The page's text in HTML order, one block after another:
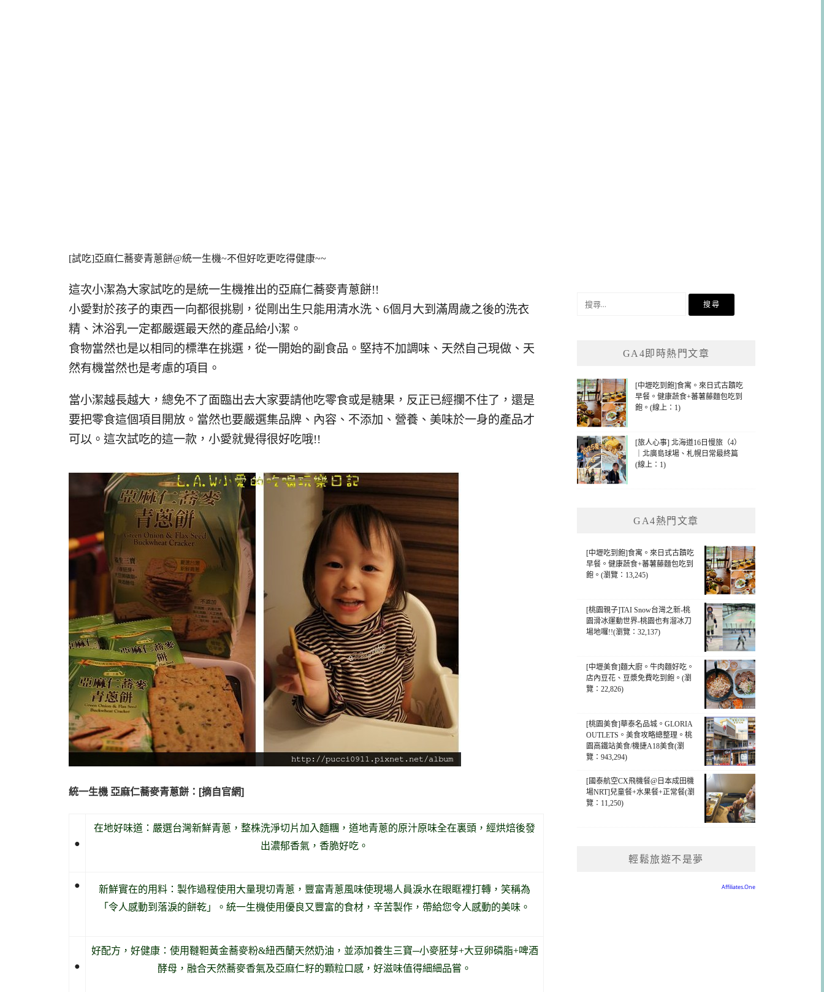
[試吃]亞麻仁蕎麥青蔥餅@統一生機~不但好吃更吃得健康~~
這次小潔為大家試吃的是統一生機推出的亞麻仁蕎麥青蔥餅!!
小愛對於孩子的東西一向都很挑剔，從剛出生只能用清水洗、6個月大到滿周歲之後的洗衣
精、沐浴乳一定都嚴選最天然的產品給小潔。
食物當然也是以相同的標準在挑選，從一開始的副食品。堅持不加調味、天然自己現做、天
然有機當然也是考慮的項目。
當小潔越長越大，總免不了面臨出去大家要請他吃零食或是糖果，反正已經攔不住了，還是
要把零食這個項目開放。當然也要嚴選集品牌、內容、不添加、營養、美味於一身的產品才
可以。這次試吃的這一款，小愛就覺得很好吃哦!!
統一生機 亞麻仁蕎麥青蔥餅：[摘自官網]
●
在地好味道：嚴選台灣新鮮青蔥，整株洗淨切片加入麵糰，道地青蔥的原汁原味全在裏頭，經烘焙後發
出濃郁香氣，香脆好吃。
●
新鮮實在的用料：製作過程使用大量現切青蔥，豐富青蔥風味使現場人員淚水在眼眶裡打轉，笑稱為
「令人感動到落淚的餅乾」。統一生機使用優良又豐富的食材，辛苦製作，帶給您令人感動的美味。
●
好配方，好健康：使用韃靼黃金蕎麥粉&紐西蘭天然奶油，並添加養生三寶─小麥胚芽+大豆卵磷脂+啤酒
酵母，融合天然蕎麥香氣及亞麻仁籽的顆粒口感，好滋味值得細細品嘗。
GA4即時熱門文章
[中壢吃到飽]食寓。來日式古蹟吃
早餐。健康蔬食+蕃薯藤麵包吃到
飽。(線上：1)
[旅人心事] 北海道16日慢旅（4）
｜北廣島球場、札幌日常最終篇
(線上：1)
GA4熱門文章
[中壢吃到飽]食寓。來日式古蹟吃
早餐。健康蔬食+蕃薯藤麵包吃到
飽。(瀏覽：13,245)
[桃園親子]TAI Snow台灣之新-桃
園滑冰運動世界-桃園也有溜冰刀
場地囉!!(瀏覽：32,137)
[中壢美食]麵大廚。牛肉麵好吃。
店內豆花、豆漿免費吃到飽。(瀏
覽：22,826)
[桃園美食]華泰名品城。GLORIA
OUTLETS。美食攻略總整理。桃
園高鐵站美食/機捷A18美食(瀏
覽：943,294)
[國泰航空CX飛機餐@日本成田機
場NRT]兒童餐+水果餐+正常餐(瀏
覽：11,250)
輕鬆旅遊不是夢